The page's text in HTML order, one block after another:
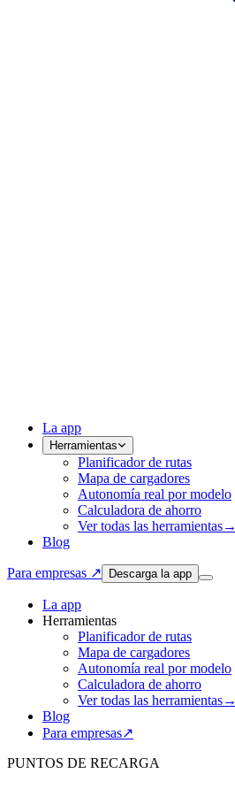
La app
Herramientas
Planificador de rutas
Mapa de cargadores
Autonomía real por modelo
Calculadora de ahorro
Ver todas las herramientas→
Blog
Para empresas ↗ Descarga la app
La app
Herramientas
Planificador de rutas
Mapa de cargadores
Autonomía real por modelo
Calculadora de ahorro
Ver todas las herramientas→
Blog
Para empresas↗
PUNTOS DE RECARGA